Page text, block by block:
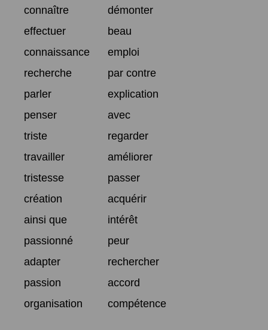
connaître
démonter
effectuer
beau
connaissance
emploi
recherche
par contre
parler
explication
penser
avec
triste
regarder
travailler
améliorer
tristesse
passer
création
acquérir
ainsi que
intérêt
passionné
peur
adapter
rechercher
passion
accord
organisation
compétence